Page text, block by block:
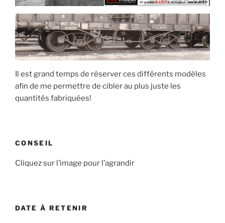
Il est grand temps de réserver ces différents modèles
afin de me permettre de cibler au plus juste les
quantités fabriquées!
CONSEIL
Cliquez sur l’image pour l’agrandir
DATE À RETENIR